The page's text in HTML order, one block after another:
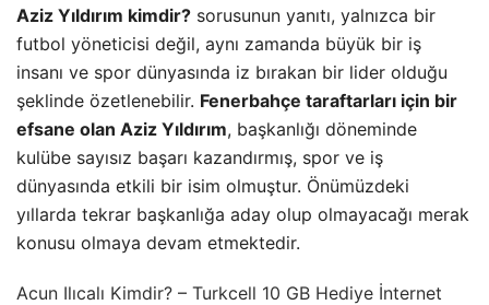
Aziz Yıldırım kimdir? sorusunun yanıtı, yalnızca bir
futbol yöneticisi değil, aynı zamanda büyük bir iş
insanı ve spor dünyasında iz bırakan bir lider olduğu
şeklinde özetlenebilir. Fenerbahçe taraftarları için bir
efsane olan Aziz Yıldırım, başkanlığı döneminde
kulübe sayısız başarı kazandırmış, spor ve iş
dünyasında etkili bir isim olmuştur. Önümüzdeki
yıllarda tekrar başkanlığa aday olup olmayacağı merak
konusu olmaya devam etmektedir.
Acun Ilıcalı Kimdir? – Turkcell 10 GB Hediye İnternet